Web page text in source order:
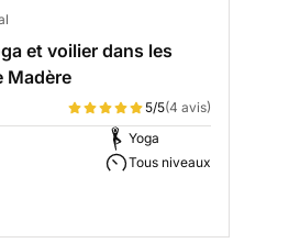
et voilier dans les
Madère
5/5(4 avis)
Yoga
Tous niveaux